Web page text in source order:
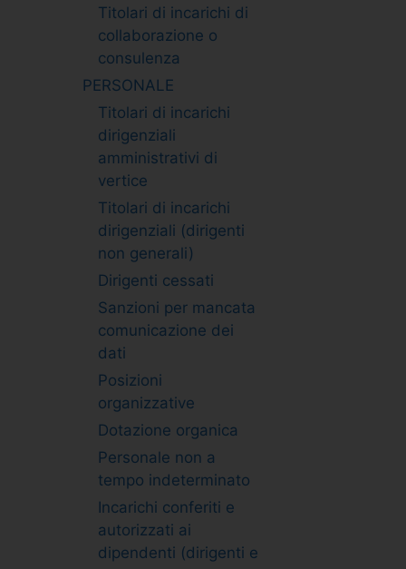
Titolari di incarichi di
collaborazione o
consulenza
PERSONALE
Titolari di incarichi
dirigenziali
amministrativi di
vertice
Titolari di incarichi
dirigenziali (dirigenti
non generali)
Dirigenti cessati
Sanzioni per mancata
comunicazione dei
dati
Posizioni
organizzative
Dotazione organica
Personale non a
tempo indeterminato
Incarichi conferiti e
autorizzati ai
dipendenti (dirigenti e